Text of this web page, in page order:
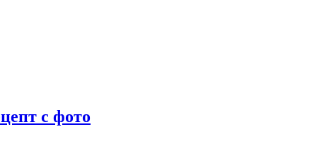
с фото